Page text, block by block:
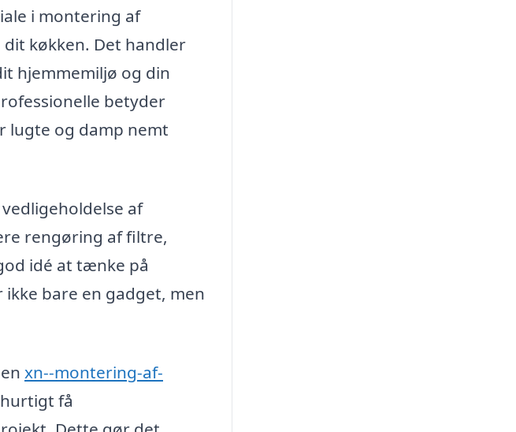
i montering af
køkken. Det handler
hjemmemiljø og din
betyder
lugte og damp nemt
af
rengøring af filtre,
idé at tænke på
bare en gadget, men
xn--montering-af-
få